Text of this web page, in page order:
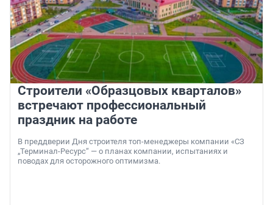
Строители «Образцовых кварталов»
встречают профессиональный
праздник на работе
В преддверии Дня строителя топ-менеджеры компании «СЗ
„Терминал-Ресурс“ — о планах компании, испытаниях и
поводах для осторожного оптимизма.